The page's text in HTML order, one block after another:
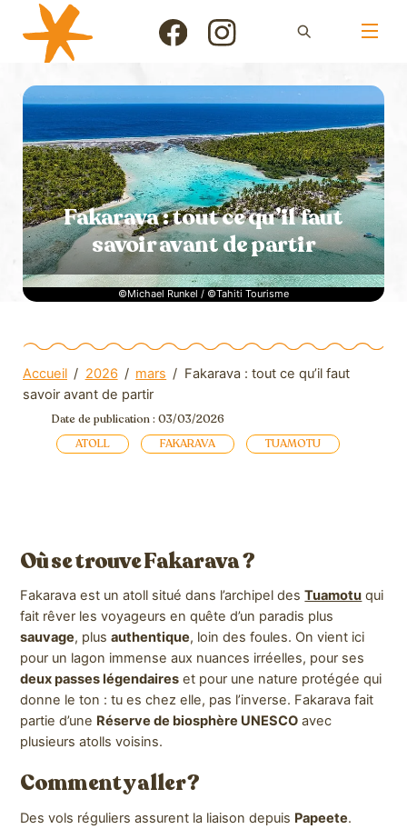
content
Icon
Icon
©Michael Runkel / ©Tahiti Tourisme
Fakarava : tout ce qu’il faut
savoir avant de partir
Accueil / 2026 / mars / Fakarava : tout ce qu’il faut
savoir avant de partir
Date de publication : 03/03/2026
ATOLL
FAKARAVA TUAMOTU
Où se trouve Fakarava ?
Fakarava est un atoll situé dans l’archipel desTuamotu qui
fait rêver les voyageurs en quête d’un paradis plus
sauvage, plusauthentique, loin des foules. On vient ici
pour un lagon immense aux nuances irréelles, pour ses
deux passes légendaires et pour une nature protégée qui
donne le ton : tu es chez elle, pas l’inverse. Fakarava fait
partie d’une Réserve de biosphère UNESCO avec
plusieurs atolls voisins.
Comment y aller ?
Des vols réguliers assurent la liaison depuis Papeete.